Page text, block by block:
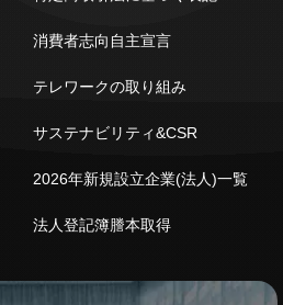
消費者志向自主宣言
テレワークの取り組み
サステナビリティ&CSR
2026年新規設立企業(法人)一覧
法人登記簿謄本取得